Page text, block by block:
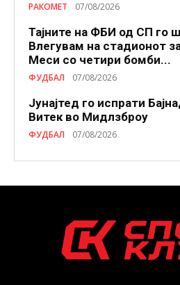
РАКОМЕТ 07/08/2026
Тајните на ФБИ од СП го
Влегувам на стадионот
Меси со четири бомби...
ФУДБАЛ 07/08/2026
Јунајтед го испрати
Витек во Мидлзброу
ФУДБАЛ 07/08/2026